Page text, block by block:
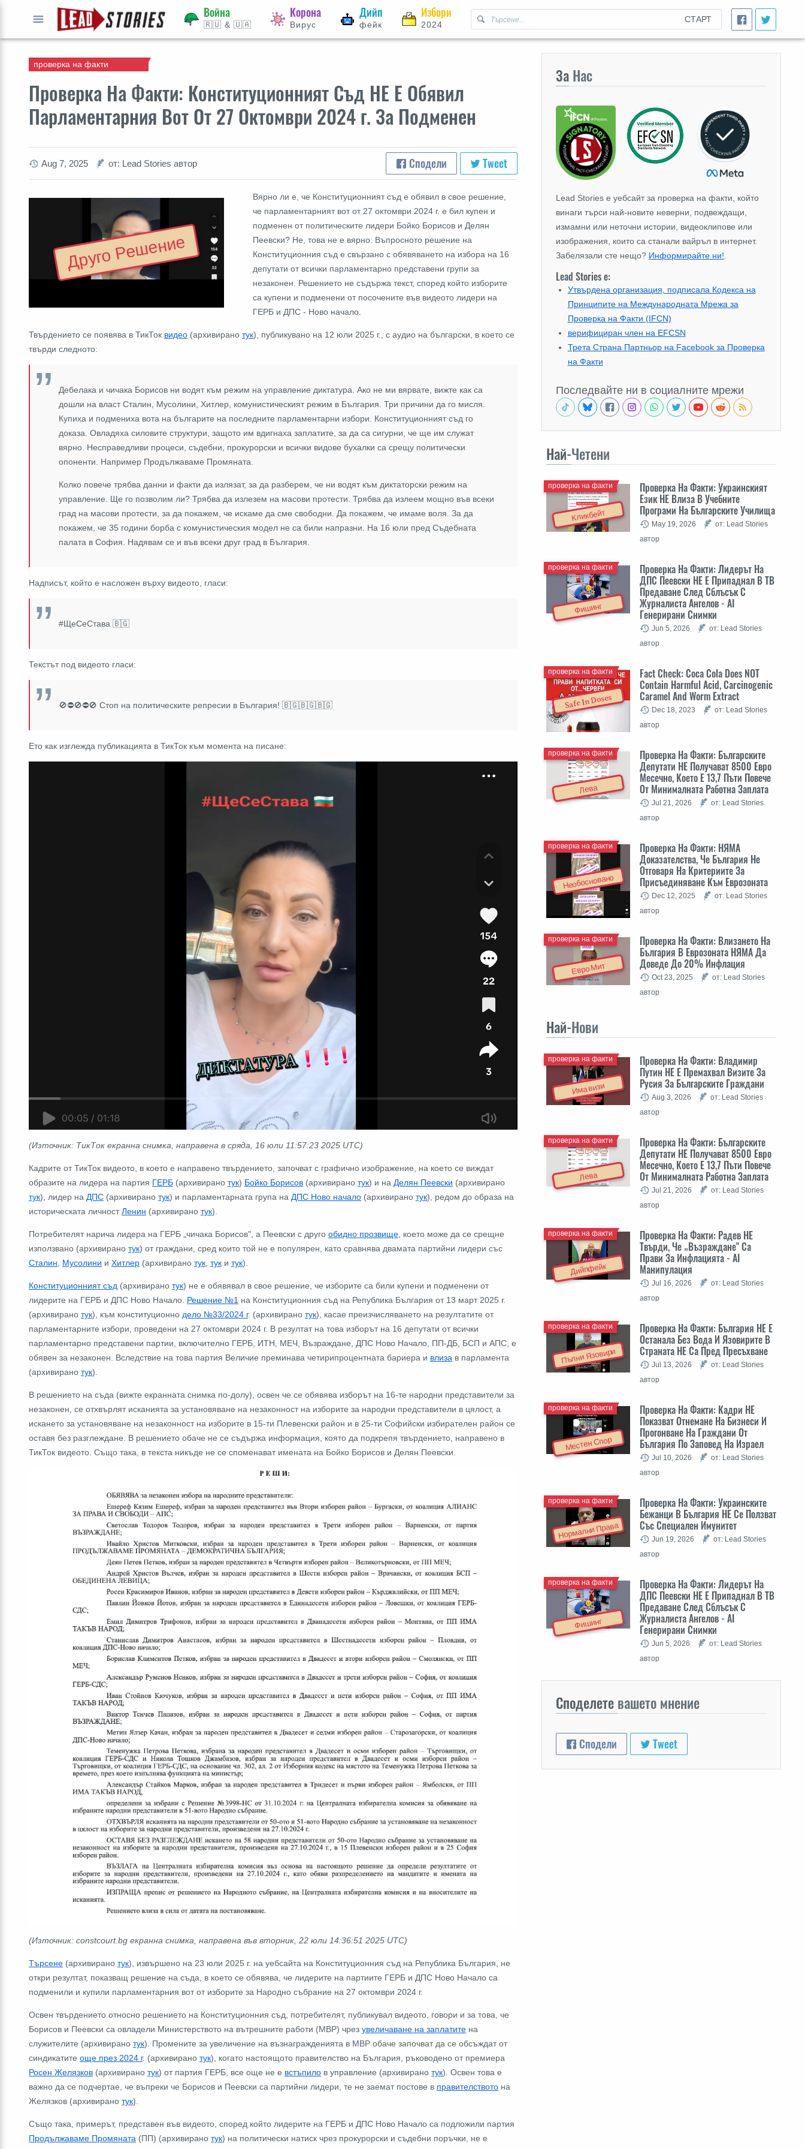
СТАРТ
Война
🇷🇺 & 🇺🇦
Корона
Вирус
Дийп
фейк
Избори
2024
Проверка На Факти: Конституционният Съд НЕ Е Обявил
Парламентарния Вот От 27 Октомври 2024 г. За Подменен
проверка на факти
Aug 7, 2025 от: Lead Stories автор Сподели Tweet
Друго Решение
Вярно ли е, че Конституционният съд е обявил в свое решение,
че парламентарният вот от 27 октомври 2024 г. е бил купен и
подменен от политическите лидери Бойко Борисов и Делян
Пеевски? Не, това не е вярно: Въпросното решение на
Конституционния съд е свързано с обявяването на избора на 16
депутати от всички парламентарно представени групи за
незаконен. Решението не съдържа текст, според който изборите
са купени и подменени от посочените във видеото лидери на
ГЕРБ и ДПС - Ново начало.
Твърдението се появява в ТикТок видео (архивирано тук), публикувано на 12 юли 2025 г., с аудио на български, в което се
твърди следното:
Дебелака и чичака Борисов ни водят към режим на управление диктатура. Ако не ми вярвате, вижте как са
дошли на власт Сталин, Мусолини, Хитлер, комунистическият режим в България. Три причини да го мисля.
Купиха и подмениха вота на българите на последните парламентарни избори. Конституционният съд го
доказа. Овладяха силовите структури, защото им вдигнаха заплатите, за да са сигурни, че ще им служат
вярно. Несправедливи процеси, съдебни, прокурорски и всички видове бухалки са срещу политически
опоненти. Например Продължаваме Промяната.
Колко повече трябва данни и факти да излязат, за да разберем, че ни водят към диктаторски режим на
управление. Ще го позволим ли? Трябва да излезем на масови протести. Трябва да излеем мощно във всеки
град на масови протести, за да покажем, че искаме да сме свободни. Да покажем, че имаме воля. За да
покажем, че 35 години борба с комунистическия модел не са били напразни. На 16 юли пред Съдебната
палата в София. Надявам се и във всеки друг град в България.
Надписът, който е насложен върху видеото, гласи:
#ЩеСеСтава 🇧🇬
Текстът под видeoто гласи:
🚫⛔️🚫⛔️🚫 Стоп на политическите репресии в България! 🇧🇬🇧🇬🇧🇬
Ето как изглежда публикацията в ТикТок към момента на писане:
(Източник: ТикТок екранна снимка, направена в сряда, 16 юли 11:57:23 2025 UTC)
Кадрите от ТикТок видеото, в което е направено твърдението, започват с графично изображение, на което се виждат
образите на лидера на партия ГЕРБ (архивирано тук) Бойко Борисов (архивирано тук) и на Делян Пеевски (архивирано
тук), лидер на ДПС (архивирано тук) и парламентарната група на ДПС Ново начало (архивирано тук), редом до образа на
историческата личностЛенин (архивирано тук).
Потребителят нарича лидера на ГЕРБ „чичака Борисов", а Пеевски с друго обидно прозвище , което може да се срещне
използвано (архивирано тук) от граждани, сред които той не е популярен, като сравнява двамата партийни лидери със
Сталин
Мусолини и Хитлер (архивирано тук тук и тук).
Конституционният съд (архивирано тук) не е обявявал в свое решение, че изборите са били купени и подменени от
лидерите на ГЕРБ и ДПС Ново Начало. Решение №1 на Конституционния съд на Република България от 13 март 2025 г.
(архивирано тук), към конституционно дело №33/2024 г. (архивирано тук), касае преизчисляването на резултатите от
парламентарните избори, проведени на 27 октомври 2024 г. В резултат на това изборът на 16 депутати от всички
парламентарно представени партии, включително ГЕРБ, ИТН, МЕЧ, Възраждане, ДПС Ново Начало, ПП-ДБ, БСП и АПС, е
обявен за незаконен. Вследствие на това партия Величие преминава четирипроцентната бариера и влиза в парламента
(архивирано тук).
В решението на съда (вижте екранната снимка по-долу), освен че се обявява изборът на 16-те народни представители за
незаконен, се отхвърлят исканията за установяване на незаконност на изборите за народни представители в цялост, а
искането за установяване на незаконност на изборите в 15-ти Плевенски район и в 25-ти Софийски избирателен район се
оставя без разглеждане. В решението обаче не се съдържа информация, която да подкрепя твърдението, направено в
ТикТок видеото. Също така, в текста никъде не се споменават имената на Бойко Борисов и Делян Пеевски.
(Източник: constcourt.bg екранна снимка, направена във вторник, 22 юли 14:36:51 2025 UTC)
Търсене (архивирано тук), извършено на 23 юли 2025 г. на уебсайта на Конституционния съд на Република България, не
откри резултат, показващ решение на съда, в което се обявява, че лидерите на партиите ГЕРБ и ДПС Ново Начало са
подменили и купили парламентарния вот от изборите за Народно събрание на 27 октомври 2024 г.
Освен твърдението относно решението на Конституционния съд, потребителят, публикувал видеото, говори и за това, че
Борисов и Пеевски са овладели Министерството на вътрешните работи (МВР) чрез увеличаване на заплатите на
служителите (архивирано тук). Промените за увеличение на възнагражденията в МВР обаче започват да се обсъждат от
синдикатите още през 2024 г. (архивирано тук), когато настоящото правителство на България, ръководено от премиера
Росен Желязков (архивирано тук) от партия ГЕРБ, все още не е встъпило в управление (архивирано тук). Освен това е
важно да се подчертае, че въпреки че Борисов и Пеевски са партийни лидери, те не заемат постове в правителството на
Желязков (архивирано тук).
Също така, примерът, представен във видеото, според който лидерите на ГЕРБ и ДПС Ново Начало са подложили партия
Продължаваме Промяната (ПП) (архивирано тук) на политически натиск чрез прокурорски и съдебни поръчки, не е
За Нас
Lead Stories е уебсайт за проверка на факти, който
винаги търси най-новите неверни, подвеждащи,
измамни или неточни истории, видеоклипове или
изображения, които са станали вайръл в интернет.
Забелязали сте нещо? Информирайте ни!
Lead Stories е:
Утвърдена организация, подписала Кодекса на
Принципите на Международната Мрежа за
Проверка на Факти (IFCN)
верифициран член на EFCSN
Трета Страна Партньор на Facebook за Проверка
на Факти
Последвайте ни в социалните мрежи
Най-Четени
Кликбейт
Проверка На Факти: Украинският
Език НЕ Влиза В Учебните
Програми На Българските Училища
проверка на факти
May 19, 2026
от: Lead Stories
автор
Фишинг
Проверка На Факти: Лидерът На
ДПС Пеевски НЕ Е Припаднал В ТВ
Предаване След Сблъсък С
Журналиста Ангелов - AI
Генерирани Снимки
проверка на факти
Jun 5, 2026
от: Lead Stories
автор
Safe In Doses
Fact Check: Coca Cola Does NOT
Contain Harmful Acid, Carcinogenic
Caramel And Worm Extract
проверка на факти
Dec 18, 2023
от: Lead Stories
автор
Лева
Проверка На Факти: Българските
Депутати НЕ Получават 8500 Евро
Месечно, Което Е 13,7 Пъти Повече
От Минималната Работна Заплата
проверка на факти
Jul 21, 2026
от: Lead Stories
автор
Необосновано
Проверка На Факти: НЯМА
Доказателства, Че България Не
Отговаря На Критериите За
Присъединяване Към Еврозоната
проверка на факти
Dec 12, 2025
от: Lead Stories
автор
Евро Мит
Проверка На Факти: Влизането На
България В Еврозоната НЯМА Да
Доведе До 20% Инфлация
проверка на факти
Oct 23, 2025
от: Lead Stories
автор
Най-Нови
Има визи
Проверка На Факти: Владимир
Путин НЕ Е Премахвал Визите За
Русия За Българските Граждани
проверка на факти
Aug 3, 2026
от: Lead Stories
автор
Лева
Проверка На Факти: Българските
Депутати НЕ Получават 8500 Евро
Месечно, Което Е 13,7 Пъти Повече
От Минималната Работна Заплата
проверка на факти
Jul 21, 2026
от: Lead Stories
автор
Дийпфейк
Проверка На Факти: Радев НЕ
Твърди, Че „Възраждане" Са
Прави За Инфлацията - AI
Манипулация
проверка на факти
Jul 16, 2026
от: Lead Stories
автор
Пълни Язовири
Проверка На Факти: България НЕ Е
Останала Без Вода И Язовирите В
Страната НЕ Са Пред Пресъхване
проверка на факти
Jul 13, 2026
от: Lead Stories
автор
Местен Спор
Проверка На Факти: Кадри НЕ
Показват Отнемане На Бизнеси И
Прогонване На Граждани От
България По Заповед На Израел
проверка на факти
Jul 10, 2026
от: Lead Stories
автор
Нормални Права
Проверка На Факти: Украинските
Бежанци В България НЕ Се Ползват
Със Специален Имунитет
проверка на факти
Jun 19, 2026
от: Lead Stories
автор
Фишинг
Проверка На Факти: Лидерът На
ДПС Пеевски НЕ Е Припаднал В ТВ
Предаване След Сблъсък С
Журналиста Ангелов - AI
Генерирани Снимки
проверка на факти
Jun 5, 2026
от: Lead Stories
автор
Споделете вашето мнение
Сподели Tweet